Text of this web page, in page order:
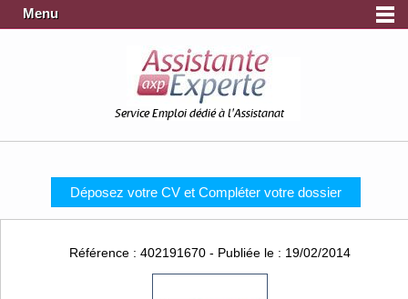
Menu
Service Emploi dédié à l'Assistanat
Déposez votre CV et Compléter votre dossier
Référence : 402191670 - Publiée le : 19/02/2014